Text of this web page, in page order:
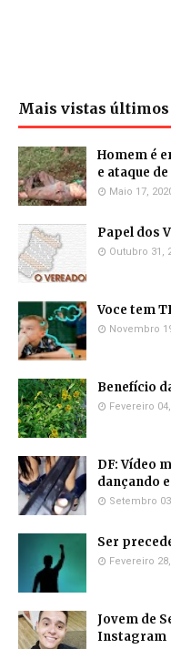
Mais vistas últimos
Homem é
e ataque
Maio 17,
Papel dos
Outubro 31,
Voce tem
Novembro
Benefício
Fevereiro
DF: Vídeo
dançando
Setembro
Ser
Fevereiro
Jovem de
Instagram